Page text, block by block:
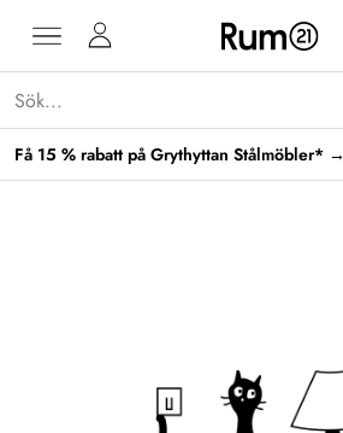
Få 15 % rabatt på Grythyttan Stålmöbler* →